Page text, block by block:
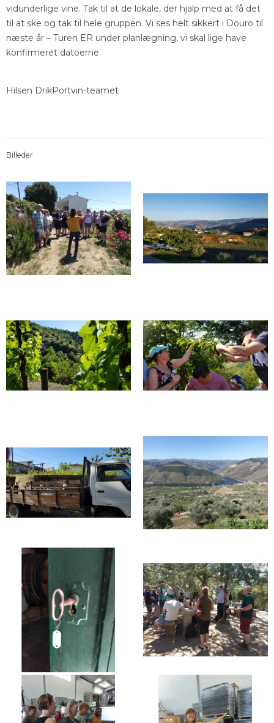
vidunderlige vine. Tak til at de lokale, der hjalp med at få det
til at ske og tak til hele gruppen. Vi ses helt sikkert i Douro til
næste år – Turen ER under planlægning, vi skal lige have
konfirmeret datoerne.
Hilsen DrikPortvin-teamet
Billeder